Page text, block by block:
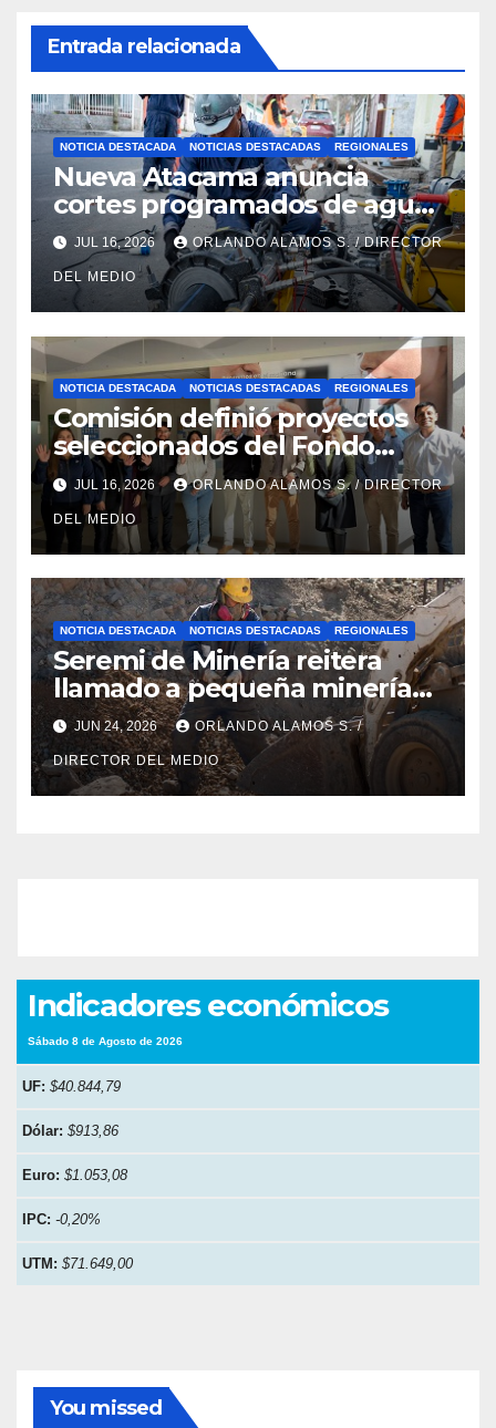
Entrada relacionada
NOTICIA DESTACADA NOTICIAS DESTACADAS REGIONALES
Nueva Atacama anuncia
cortes programados de agua
potable en Copiapó y Caldera:
revisa fechas, horarios y
sectores
JUL 16, 2026 ORLANDO ALAMOS S. / DIRECTOR
DEL MEDIO
NOTICIA DESTACADA NOTICIAS DESTACADAS REGIONALES
Comisión definió proyectos
seleccionados del Fondo
Concursable 2026 de Nueva
Atacama
JUL 16, 2026 ORLANDO ALAMOS S. / DIRECTOR
DEL MEDIO
NOTICIA DESTACADA NOTICIAS DESTACADAS REGIONALES
Seremi de Minería reitera
llamado a pequeña minería
para postulaciones PAMMA
Equipa y Desarrolla 2026
JUN 24, 2026 ORLANDO ALAMOS S. /
DIRECTOR DEL MEDIO
Indicadores económicos
Sábado 8 de Agosto de 2026
UF: $40.844,79
Dólar: $913,86
Euro: $1.053,08
IPC: -0,20%
UTM: $71.649,00
You missed